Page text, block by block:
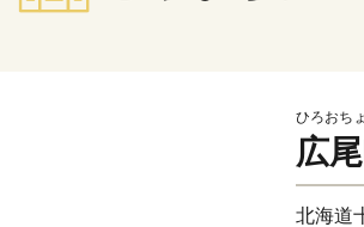
ひろおち
広
北海道